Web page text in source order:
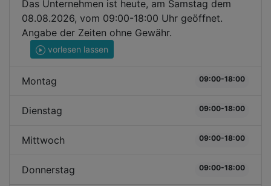
Das Unternehmen ist heute, am Samstag dem
08.08.2026, vom 09:00-18:00 Uhr geöffnet.
Angabe der Zeiten ohne Gewähr.
vorlesen lassen
Montag 09:00-18:00
Dienstag 09:00-18:00
Mittwoch 09:00-18:00
Donnerstag 09:00-18:00